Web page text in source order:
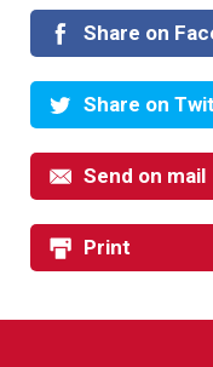
Share on
Share on
Send on mail
Print